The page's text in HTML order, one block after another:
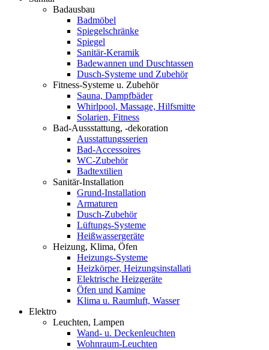
Badausbau
Badmöbel
Spiegelschränke
Spiegel
Sanitär-Keramik
Badewannen und Duschtassen
Dusch-Systeme und Zubehör
Fitness-Systeme u. Zubehör
Sauna, Dampfbäder
Whirlpool, Massage, Hilfsmitte
Solarien, Fitness
Bad-Aussstattung, -dekoration
Ausstattungsserien
Bad-Accessoires
WC-Zubehör
Badtextilien
Sanitär-Installation
Grund-Installation
Armaturen
Dusch-Zubehör
Lüftungs-Systeme
Heißwassergeräte
Heizung, Klima, Öfen
Heizungs-Systeme
Heizkörper, Heizungsinstallati
Elektrische Heizgeräte
Öfen und Kamine
Klima u. Raumluft, Wasser
Elektro
Leuchten, Lampen
Wand- u. Deckenleuchten
Wohnraum-Leuchten